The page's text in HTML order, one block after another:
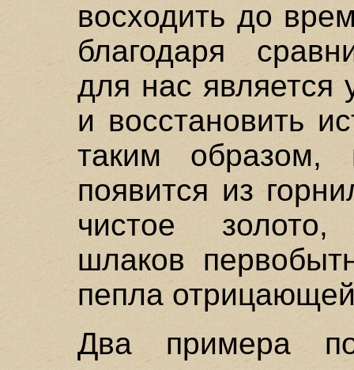
восходить до
благодаря
для нас является
и восстановить
таким
появится из
чистое
шлаков
пепла
Два примера